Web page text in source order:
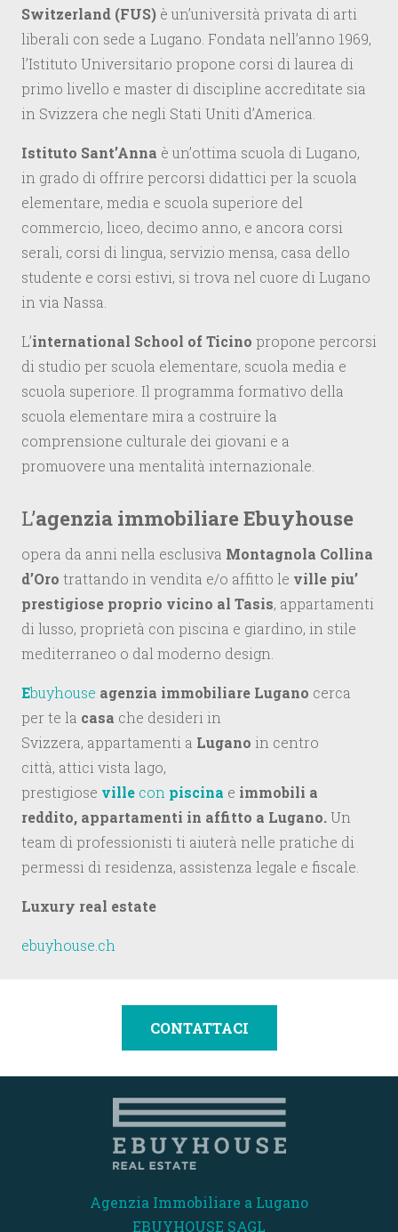
Switzerland (FUS) è un’università privata di arti
liberali con sede a Lugano. Fondata nell’anno 1969,
l’Istituto Universitario propone corsi di laurea di
primo livello e master di discipline accreditate sia
in Svizzera che negli Stati Uniti d’America.
Istituto Sant’Anna è un’ottima scuola di Lugano,
in grado di offrire percorsi didattici per la scuola
elementare, media e scuola superiore del
commercio, liceo, decimo anno, e ancora corsi
serali, corsi di lingua, servizio mensa, casa dello
studente e corsi estivi, si trova nel cuore di Lugano
in via Nassa.
L’international School of Ticino propone percorsi
di studio per scuola elementare, scuola media e
scuola superiore. Il programma formativo della
scuola elementare mira a costruire la
comprensione culturale dei giovani e a
promuovere una mentalità internazionale.
L’agenzia immobiliare Ebuyhouse
opera da anni nella esclusiva Montagnola Collina
d’Oro trattando in vendita e/o affitto le ville piu’
prestigiose proprio vicino al Tasis, appartamenti
di lusso, proprietà con piscina e giardino, in stile
mediterraneo o dal moderno design.
Ebuyhouse agenzia immobiliare Lugano cerca
per te la casa che desideri in
Svizzera, appartamenti a Lugano in centro
città, attici vista lago,
prestigiose ville con piscina e immobili a
reddito, appartamenti in affitto a Lugano. Un
team di professionisti ti aiuterà nelle pratiche di
permessi di residenza, assistenza legale e fiscale.
Luxury real estate
ebuyhouse.ch
CONTATTACI
Agenzia Immobiliare a Lugano
EBUYHOUSE SAGL